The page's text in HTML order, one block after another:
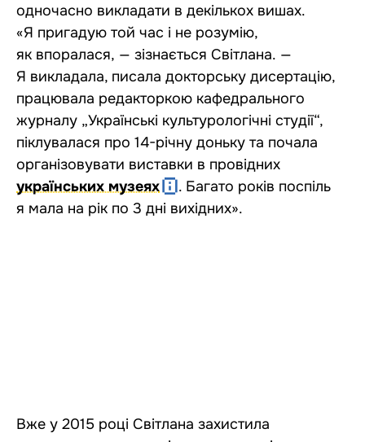
одночасно викладати в декількох вишах.
«Я пригадую той час і не розумію,
як впоралася, — зізнається Світлана. —
Я викладала, писала докторську дисертацію,
працювала редакторкою кафедрального
журналу „Українські культурологічні студії“,
піклувалася про 14-річну доньку та почала
організовувати виставки в провідних
українських музеях
. Багато років поспіль
я мала на рік по 3 дні вихідних».
Вже у 2015 році Світлана захистила